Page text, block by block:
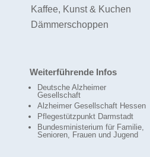
Kaffee, Kunst & Kuchen
Dämmerschoppen
Weiterführende Infos
Deutsche Alzheimer
Gesellschaft
Alzheimer Gesellschaft Hessen
Pflegestützpunkt Darmstadt
Bundesministerium für Familie,
Senioren, Frauen und Jugend